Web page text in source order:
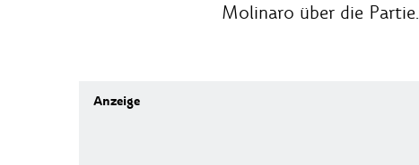
Molinaro über die Partie.